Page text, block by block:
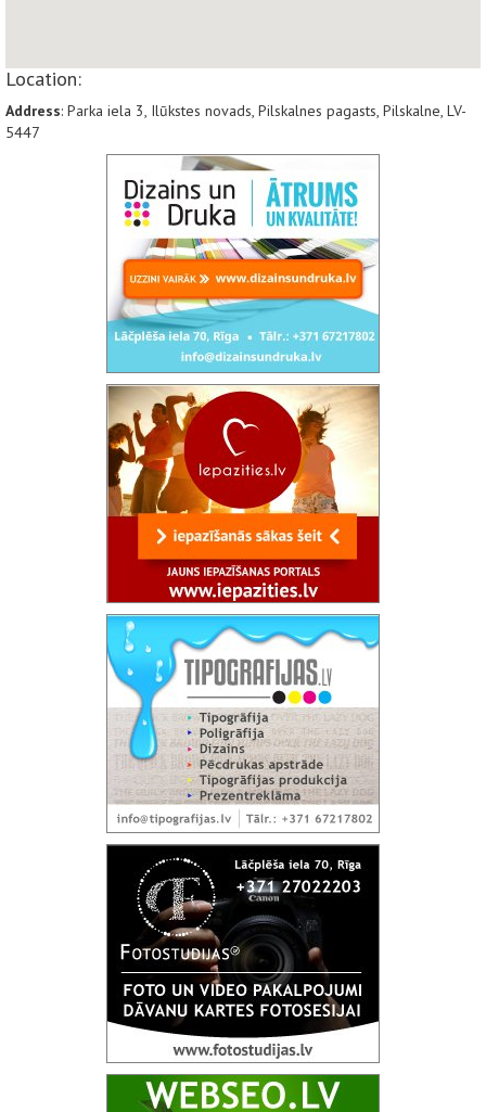
Location:
Address: Parka iela 3, Ilūkstes novads, Pilskalnes pagasts, Pilskalne, LV-
5447